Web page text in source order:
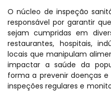
O núcleo de inspeção
responsável por garantir
sejam cumpridas em
restaurantes, hospitais,
locais que manipulam
impactar a saúde da
forma a prevenir doenças
inspeções regulares e